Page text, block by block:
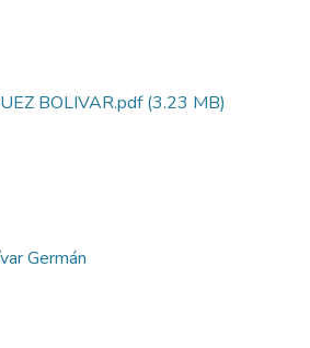
BOLIVAR.pdf(3.23 MB)
Germán